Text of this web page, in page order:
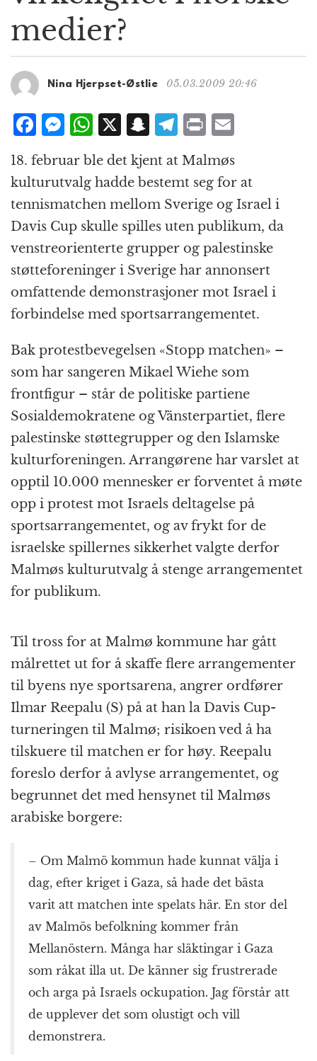
i
n
medier?
Nina Hjerpset-Østlie 05.03.2009 20:46
F
a
c
e
b
o
o
k
M
ss
e
n
g
e
r
W
h
at
s
A
p
p
X S
a
p
c
h
at
T
e
g
r
a
m
P
n
t
ai
l
18. februar ble det kjent at Malmøs
kulturutvalg hadde bestemt seg for at
tennismatchen mellom Sverige og Israel i
Davis Cup skulle spilles uten publikum, da
venstreorienterte grupper og palestinske
støtteforeninger i Sverige har annonsert
omfattende demonstrasjoner mot Israel i
forbindelse med sportsarrangementet.
Bak protestbevegelsen «Stopp matchen» –
som har sangeren Mikael Wiehe som
frontfigur – står de politiske partiene
Sosialdemokratene og Vänsterpartiet, flere
palestinske støttegrupper og den Islamske
kulturforeningen. Arrangørene har varslet at
opptil 10.000 mennesker er forventet å møte
opp i protest mot Israels deltagelse på
sportsarrangementet, og av frykt for de
israelske spillernes sikkerhet valgte derfor
Malmøs kulturutvalg å stenge arrangementet
for publikum.
Til tross for at Malmø kommune har gått
målrettet ut for å skaffe flere arrangementer
til byens nye sportsarena, angrer ordfører
Ilmar Reepalu (S) på at han la Davis Cup-
turneringen til Malmø; risikoen ved å ha
tilskuere til matchen er for høy. Reepalu
foreslo derfor å avlyse arrangementet, og
begrunnet det med hensynet til Malmøs
arabiske borgere:
– Om Malmö kommun hade kunnat välja i
dag, efter kriget i Gaza, så hade det bästa
varit att matchen inte spelats här. En stor del
av Malmös befolkning kommer från
Mellanöstern. Många har släktingar i Gaza
som råkat illa ut. De känner sig frustrerade
och arga på Israels ockupation. Jag förstår att
de upplever det som olustigt och vill
demonstrera.